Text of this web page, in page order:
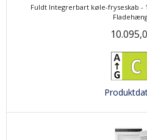
Fuldt Integrerbart køle-fryseskab -